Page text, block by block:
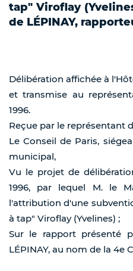
tap" Viroflay
de LÉPINAY,
Délibération affichée à
et transmise au
1996.
Reçue par le représentant
Le Conseil de Paris,
municipal,
Vu le projet de
1996, par lequel M. le
l'attribution d'une
à tap" Viroflay (Yvelines) ;
Sur le rapport présenté
LÉPINAY, au nom de la 4e